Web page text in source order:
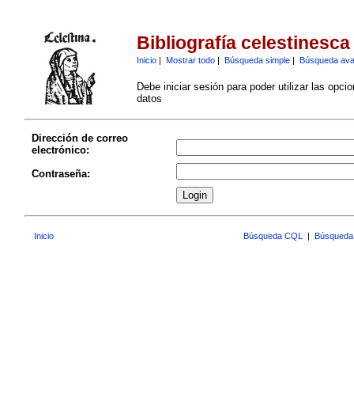
Bibliografía celestinesca
Inicio| Mostrar todo| Búsqueda simple| Búsqueda
Debe iniciar sesión para poder utilizar las
datos
Dirección de correo
electrónico:
Contraseña:
Inicio Búsqueda CQL |